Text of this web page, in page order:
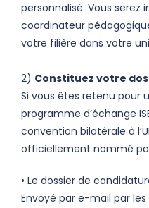
personnalisé. Vous serez
coordinateur
votre filière dans votre
2) Constituez votre
Si vous êtes retenu pour
programme d’échange
convention bilatérale à
officiellement nommé
• Le dossier de
Envoyé par e-mail par